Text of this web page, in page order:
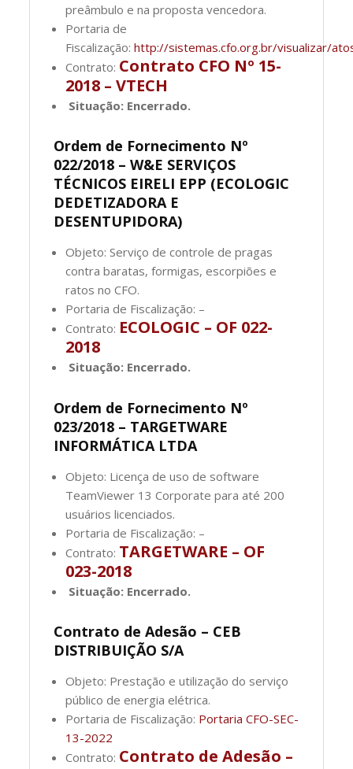
preâmbulo e na proposta vencedora.
Portaria de
Fiscalização:http://sistemas.cfo.org.br/visualizar/
Contrato: Contrato CFO Nº 15-
2018 – VTECH
Situação: Encerrado.
Ordem de Fornecimento Nº
022/2018 – W&E SERVIÇOS
TÉCNICOS EIRELI EPP (ECOLOGIC
DEDETIZADORA E
DESENTUPIDORA)
Objeto: Serviço de controle de pragas
contra baratas, formigas, escorpiões e
ratos no CFO.
Portaria de Fiscalização: –
Contrato: ECOLOGIC – OF 022-
2018
Situação: Encerrado.
Ordem de Fornecimento Nº
023/2018 – TARGETWARE
INFORMÁTICA LTDA
Objeto: Licença de uso de software
TeamViewer 13 Corporate para até 200
usuários licenciados.
Portaria de Fiscalização: –
Contrato: TARGETWARE – OF
023-2018
Situação: Encerrado.
Contrato de Adesão – CEB
DISTRIBUIÇÃO S/A
Objeto: Prestação e utilização do serviço
público de energia elétrica.
Portaria de Fiscalização: Portaria CFO-SEC-
13-2022
Contrato: Contrato de Adesão –